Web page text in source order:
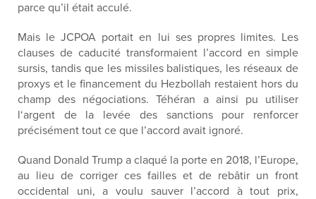
parce qu’il était acculé.
Mais le JCPOA portait en lui ses propres limites. Les
clauses de caducité transformaient l’accord en simple
sursis, tandis que les missiles balistiques, les réseaux de
proxys et le financement du Hezbollah restaient hors du
champ des négociations. Téhéran a ainsi pu utiliser
l‘argent de la levée des sanctions pour renforcer
précisément tout ce que l’accord avait ignoré.
Quand Donald Trump a claqué la porte en 2018, l’Europe,
au lieu de corriger ces failles et de rebâtir un front
occidental uni, a voulu sauver l’accord à tout prix,